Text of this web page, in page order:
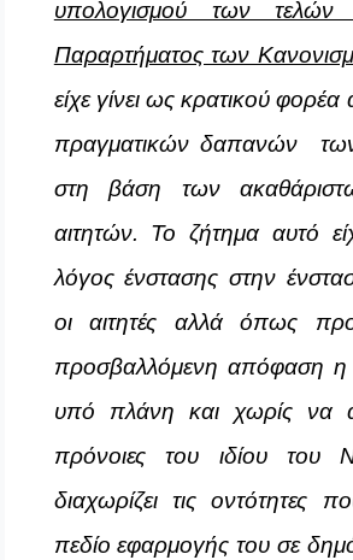
υπολογισμού των
Παραρτήματος των
είχε γίνει ως κρατικού
πραγματικών δαπανών των
στη βάση των
αιτητών. Το ζήτημα αυτό
λόγος ένστασης στην
οι αιτητές αλλά όπως
προσβαλλόμενη απόφαση η
υπό πλάνη και χωρίς να
πρόνοιες του ιδίου του
διαχωρίζει τις οντότητες
πεδίο εφαρμογής του σε